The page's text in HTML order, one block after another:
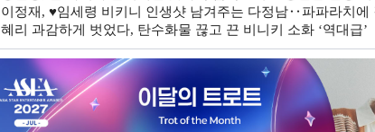
이정재, ♥임세령 비키니 인생샷 남겨주는 다정남‥파파라치에
혜리 과감하게 벗었다, 탄수화물 끊고 끈 비니키 소화 ‘역대급’